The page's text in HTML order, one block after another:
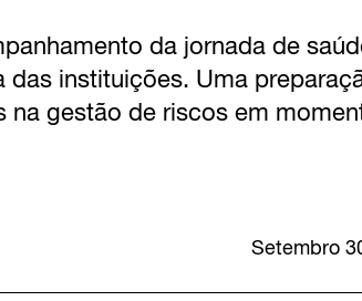
da jornada de
instituições. Uma
na gestão de riscos em
Setembro